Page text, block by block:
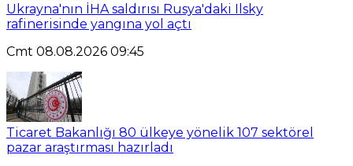
Ukrayna'nın İHA saldırısı Rusya'daki Ilsky
rafinerisinde yangına yol açtı
Cmt 08.08.2026 09:45
Ticaret Bakanlığı 80 ülkeye yönelik 107 sektörel
pazar araştırması hazırladı